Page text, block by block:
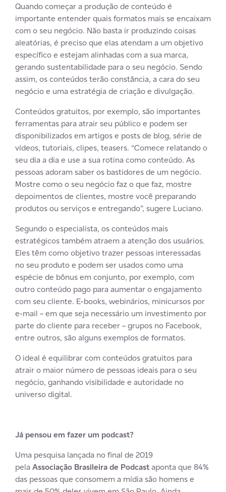
Quando começar a produção de conteúdo é
importante entender quais formatos mais se encaixam
com o seu negócio. Não basta ir produzindo coisas
aleatórias, é preciso que elas atendam a um objetivo
específico e estejam alinhadas com a sua marca,
gerando sustentabilidade para o seu negócio. Sendo
assim, os conteúdos terão constância, a cara do seu
negócio e uma estratégia de criação e divulgação.
Conteúdos gratuitos, por exemplo, são importantes
ferramentas para atrair seu público e podem ser
disponibilizados em artigos e posts de blog, série de
vídeos, tutoriais, clipes, teasers. “Comece relatando o
seu dia a dia e use a sua rotina como conteúdo. As
pessoas adoram saber os bastidores de um negócio.
Mostre como o seu negócio faz o que faz, mostre
depoimentos de clientes, mostre você preparando
produtos ou serviços e entregando”, sugere Luciano.
Segundo o especialista, os conteúdos mais
estratégicos também atraem a atenção dos usuários.
Eles têm como objetivo trazer pessoas interessadas
no seu produto e podem ser usados como uma
espécie de bônus em conjunto, por exemplo, com
outro conteúdo pago para aumentar o engajamento
com seu cliente. E-books, webinários, minicursos por
e-mail – em que seja necessário um investimento por
parte do cliente para receber – grupos no Facebook,
entre outros, são alguns exemplos de formatos.
O ideal é equilibrar com conteúdos gratuitos para
atrair o maior número de pessoas ideais para o seu
negócio, ganhando visibilidade e autoridade no
universo digital.
Já pensou em fazer um podcast?
Uma pesquisa lançada no final de 2019
pela Associação Brasileira de Podcastaponta que 84%
das pessoas que consomem a mídia são homens e